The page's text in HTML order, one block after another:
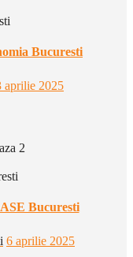
Bucuresti
aprilie 2025
2
Bucuresti
6 aprilie 2025